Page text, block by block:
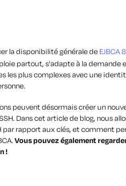
la disponibilité générale de EJBCA 8
partout, s'adapte à la demande
les plus complexes avec une
peuvent désormais créer un
Dans cet article de blog, nous
rapport aux clés, et comment
Vous pouvez également
!